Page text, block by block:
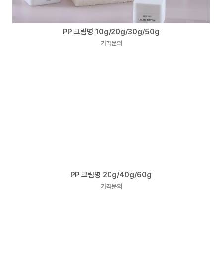
PP 크림병 10g/20g/30g/50g
가격문의
PP 크림병 20g/40g/60g
가격문의